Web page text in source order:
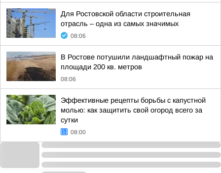
Для Ростовской области строительная
отрасль – одна из самых значимых
08:06
В Ростове потушили ландшафтный пожар на
площади 200 кв. метров
08:06
Эффективные рецепты борьбы с капустной
молью: как защитить свой огород всего за
сутки
08:00